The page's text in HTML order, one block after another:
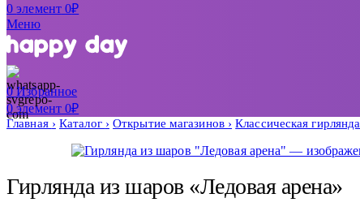
0элемент 0₽
Меню
0Избранное
0элемент 0₽
Главная Каталог Открытие магазинов Классическая гирлянда
Гирлянда из шаров «Ледовая арена»